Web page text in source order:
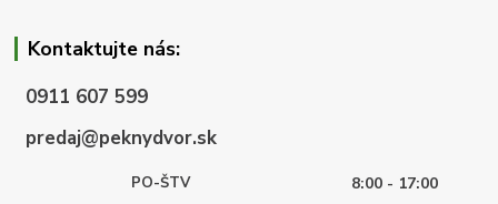
Kontaktujte nás:
0911 607 599
predaj@peknydvor.sk
PO-ŠTV
8:00 - 17:00